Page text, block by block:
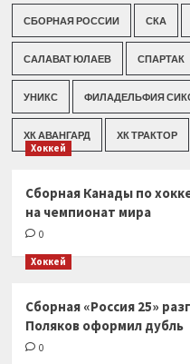
СБОРНАЯ РОССИИ СКА
САЛАВАТ ЮЛАЕВ СПАРТАК
УНИКС ФИЛАДЕЛЬФИЯ
ХК АВАНГАРД ХК ТРАКТОР
Хоккей
Сборная Канады по
на чемпионат мира
0
Хоккей
Сборная «Россия 25»
Поляков оформил дубль
0